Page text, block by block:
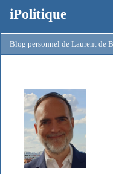
iPolitique
Blog personnel de Laurent de